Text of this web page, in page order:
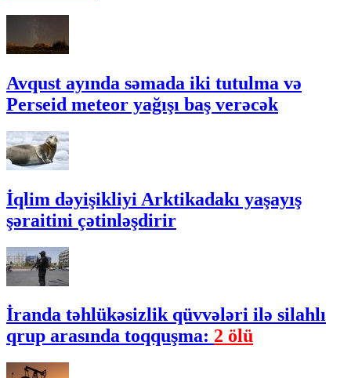
Avqust ayında səmada iki tutulma və
Perseid meteor yağışı baş verəcək
İqlim dəyişikliyi Arktikadakı yaşayış
şəraitini çətinləşdirir
İranda təhlükəsizlik qüvvələri ilə silahlı
qrup arasında toqquşma: 2 ölü